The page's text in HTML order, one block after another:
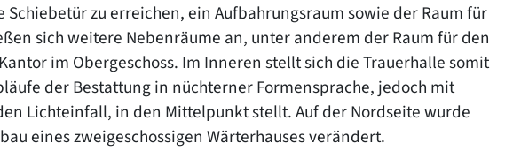
zu erreichen, ein Aufbahrungsraum sowie der Raum für
sich weitere Nebenräume an, unter anderem der Raum für den
im Obergeschoss. Im Inneren stellt sich die Trauerhalle somit
der Bestattung in nüchterner Formensprache, jedoch mit
Lichteinfall, in den Mittelpunkt stellt. Auf der Nordseite wurde
eines zweigeschossigen Wärterhauses verändert.